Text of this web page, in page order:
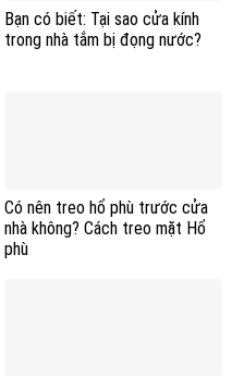
Bạn có biết: Tại sao cửa kính
trong nhà tắm bị đọng nước?
Có nên treo hổ phù trước cửa
nhà không? Cách treo mặt Hổ
phù